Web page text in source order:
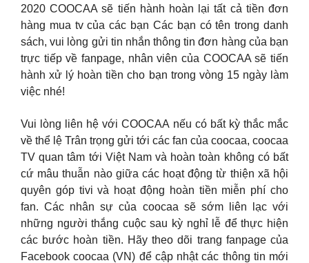
2020 COOCAA sẽ tiến hành hoàn lại tất cả tiền đơn
hàng mua tv của các bạn Các bạn có tên trong danh
sách, vui lòng gửi tin nhắn thông tin đơn hàng của bạn
trực tiếp về fanpage, nhân viên của COOCAA sẽ tiến
hành xử lý hoàn tiền cho bạn trong vòng 15 ngày làm
việc nhé!
Vui lòng liên hệ với COOCAA nếu có bất kỳ thắc mắc
về thể lệ Trân trọng gửi tới các fan của coocaa, coocaa
TV quan tâm tới Việt Nam và hoàn toàn không có bất
cứ mâu thuẫn nào giữa các hoạt động từ thiện xã hội
quyên góp tivi và hoạt động hoàn tiền miễn phí cho
fan. Các nhân sự của coocaa sẽ sớm liên lạc với
những người thắng cuộc sau kỳ nghỉ lễ để thực hiện
các bước hoàn tiền. Hãy theo dõi trang fanpage của
Facebook coocaa (VN) để cập nhật các thông tin mới